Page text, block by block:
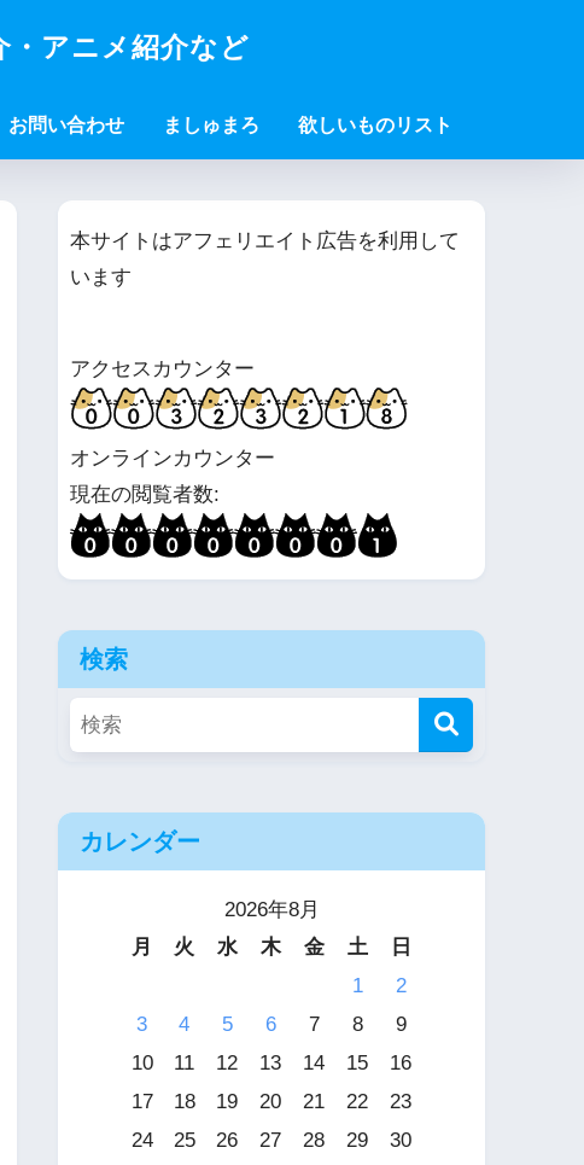
アニメ紹介など
お問い合わせ ましゅまろ 欲しいものリスト
本サイトはアフェリエイト広告を利用して
います
アクセスカウンター
オンラインカウンター
現在の閲覧者数:
検索
カレンダー
2026年8月
月
火 水 木 金 土
日
1
2
3
4 5 6 7 8
9
10
11 12 13 14 15
16
17
18 19 20 21 22
23
24
25 26 27 28 29
30